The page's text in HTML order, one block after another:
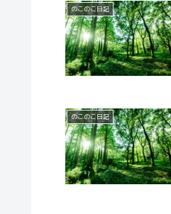
のこのこ日記
のこのこ日記